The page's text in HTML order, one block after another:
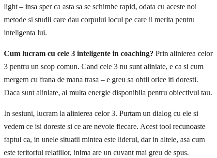
light – insa sper ca asta sa se schimbe rapid, odata cu aceste noi
metode si studii care dau corpului locul pe care il merita pentru
inteligenta lui.
Cum lucram cu cele 3 inteligente in coaching? Prin alinierea celor
3 pentru un scop comun. Cand cele 3 nu sunt aliniate, e ca si cum
mergem cu frana de mana trasa – e greu sa obtii orice iti doresti.
Daca sunt aliniate, ai multa energie disponibila pentru obiectivul tau.
In sesiuni, lucram la alinierea celor 3. Purtam un dialog cu ele si
vedem ce isi doreste si ce are nevoie fiecare. Acest tool recunoaste
faptul ca, in unele situatii mintea este liderul, dar in altele, asa cum
este teritoriul relatiilor, inima are un cuvant mai greu de spus.